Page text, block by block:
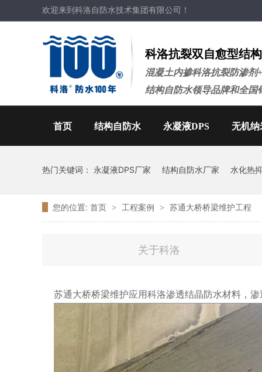
欢迎来到科洛自防水技术集团有限公司！
科洛抗裂双自愈型结
混凝土内掺科洛抗裂防渗
结构自防水领导品牌和全国
首页 结构自防水 永凝液DPS 无机纳
热门关键词： 永凝液DPS厂家 结构自防水厂家 水化热
您的位置: 首页 > 工程案例 > 苏通大桥桥梁维护工程
关于科洛
苏通大桥桥梁维护应用科洛渗透结晶防水材料，